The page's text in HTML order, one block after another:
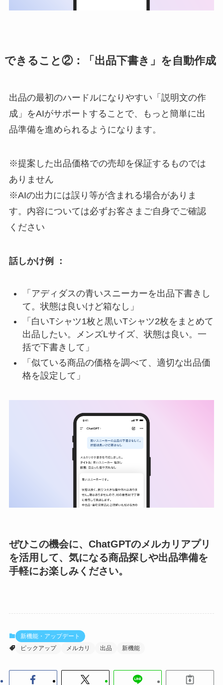
できること②：「出品下書き」を自動作成
出品の最初のハードルになりやすい「説明文の作
成」をAIがサポートすることで、もっと簡単に出
品準備を進められるようになります。
※提案した出品価格での売却を保証するものでは
ありません
※AIの出力には誤り等が含まれる場合がありま
す。内容については必ずお客さまご自身でご確認
ください
話しかけ例 ：
「アディダスの青いスニーカーを出品下書きし
て。状態は良いけど箱なし」
「白いTシャツ1枚と黒いTシャツ2枚をまとめて
出品したい。メンズLサイズ、状態は良い。一
括で下書きして」
「似ている商品の価格を調べて、適切な出品価
格を設定して」
ぜひこの機会に、ChatGPTのメルカリアプリ
を活用して、気になる商品探しや出品準備を
手軽にお楽しみください。
新機能・アップデート
ピックアップ
メルカリ 出品 新機能